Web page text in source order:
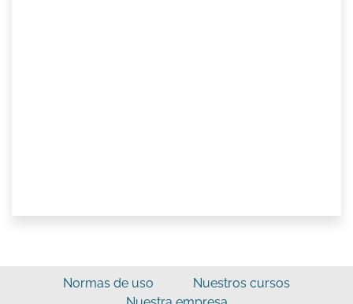
Normas de uso
Nuestros cursos